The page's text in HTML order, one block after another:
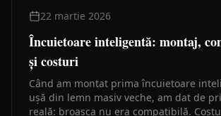
22 martie 2026
Încuietoare inteligentă: montaj,
și costuri
Când am montat prima încuietoare
ușă din lemn masiv veche, am dat de
reală: broasca nu era compatibilă.